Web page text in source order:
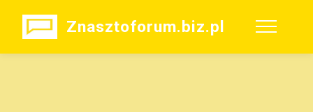
Znasztoforum.biz.pl